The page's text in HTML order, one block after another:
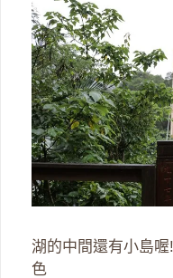
湖的中間還有小島
色